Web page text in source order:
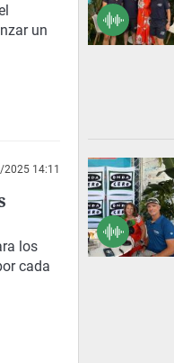
un
14:11
los
cada